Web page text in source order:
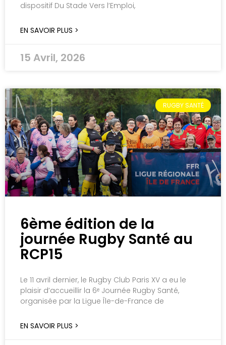
dispositif Du Stade Vers l’Emploi,
EN SAVOIR PLUS >
15 Avril, 2026
RUGBY SANTÉ
6ème édition de la
journée Rugby Santé au
RCP15
Le 11 avril dernier, le Rugby Club Paris XV a eu le
plaisir d’accueillir la 6ᵉ Journée Rugby Santé,
organisée par la Ligue Île-de-France de
EN SAVOIR PLUS >